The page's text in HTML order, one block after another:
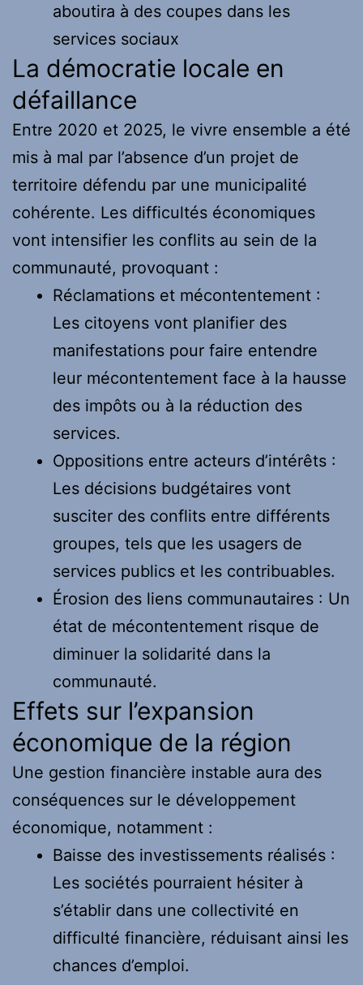
aboutira à des coupes dans les
services sociaux
La démocratie locale en
défaillance
Entre 2020 et 2025, le vivre ensemble a été
mis à mal par l’absence d’un projet de
territoire défendu par une municipalité
cohérente. Les difficultés économiques
vont intensifier les conflits au sein de la
communauté, provoquant :
Réclamations et mécontentement :
Les citoyens vont planifier des
manifestations pour faire entendre
leur mécontentement face à la hausse
des impôts ou à la réduction des
services.
Oppositions entre acteurs d’intérêts :
Les décisions budgétaires vont
susciter des conflits entre différents
groupes, tels que les usagers de
services publics et les contribuables.
Érosion des liens communautaires : Un
état de mécontentement risque de
diminuer la solidarité dans la
communauté.
Effets sur l’expansion
économique de la région
Une gestion financière instable aura des
conséquences sur le développement
économique, notamment :
Baisse des investissements réalisés :
Les sociétés pourraient hésiter à
s’établir dans une collectivité en
difficulté financière, réduisant ainsi les
chances d’emploi.